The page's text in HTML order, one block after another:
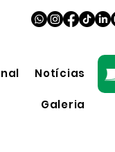
Notícias
Galeria